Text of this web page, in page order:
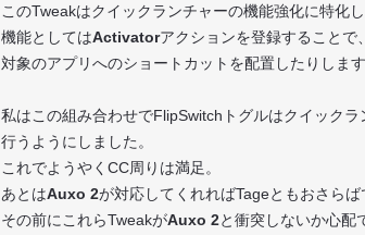
このTweakはクイックランチャーの機能強化に特化
機能としてはActivatorアクションを登録することで
対象のアプリへのショートカットを配置したりします
私はこの組み合わせでFlipSwitchトグルはクイック
行うようにしました。
これでようやくCC周りは満足。
あとはAuxo 2が対応してくれればTageともおさらば
その前にこれらTweakがAuxo 2と衝突しないか心配